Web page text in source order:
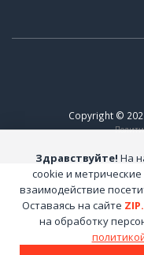
Copyright ©
Здравствуйте! На
cookie и
взаимодействие
Оставаясь на сайте
на обработку